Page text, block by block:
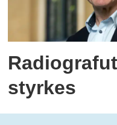
styrkes